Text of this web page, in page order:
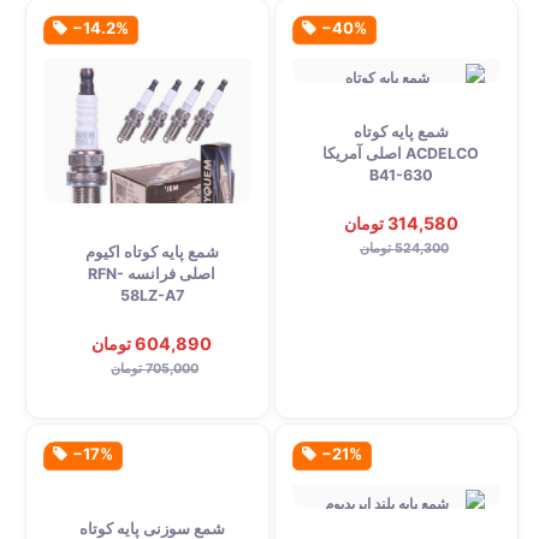
‎−40%
شمع پایه کوتاه
ACDELCO اصلی آمریکا
B41-630
314,580 تومان
524,300 تومان
‎−14.2%
شمع پایه کوتاه اکیوم
اصلی فرانسه RFN-
58LZ-A7
604,890 تومان
705,000 تومان
‎−21%
‎−17%
شمع سوزنی پایه کوتاه